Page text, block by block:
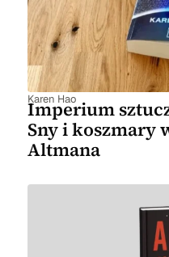
Karen Hao
Imperium
Sny i koszmary
Altmana